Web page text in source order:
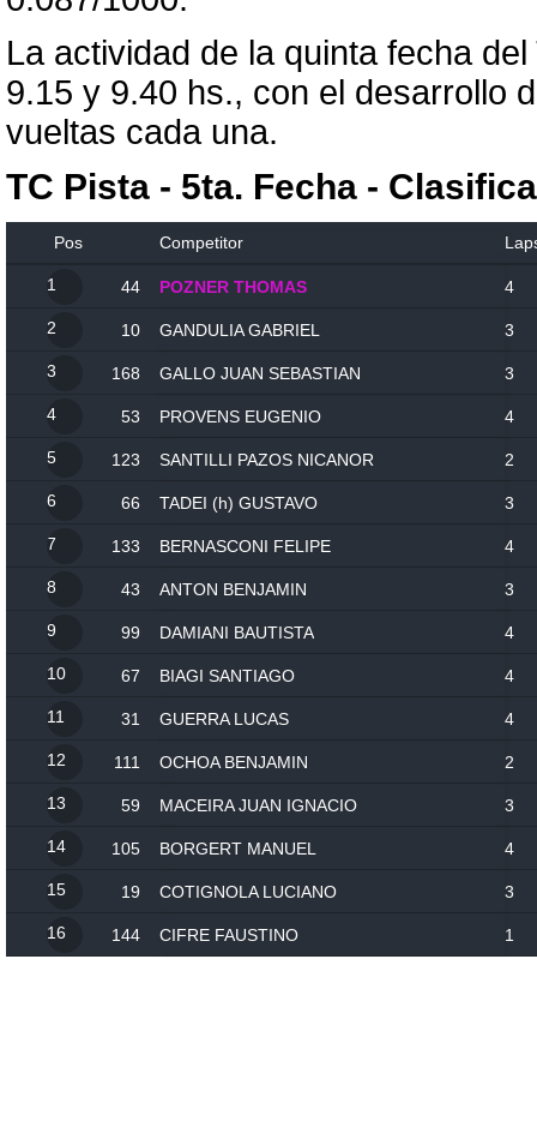
La actividad de la quinta fecha
9.15 y 9.40 hs., con el desarrollo
vueltas cada una.
TC Pista - 5ta. Fecha -
Pos Competitor
1 44 POZNER THOMAS 4
2 10 GANDULIA GABRIEL 3
3 168 GALLO JUAN SEBASTIAN 3
4 53 PROVENS EUGENIO 4
5 123 SANTILLI PAZOS NICANOR 2
6 66 TADEI (h) GUSTAVO 3
7 133 BERNASCONI FELIPE 4
8 43 ANTON BENJAMIN 3
9 99 DAMIANI BAUTISTA 4
10 67 BIAGI SANTIAGO 4
11 31 GUERRA LUCAS 4
12 111 OCHOA BENJAMIN 2
13 59 MACEIRA JUAN IGNACIO 3
14 105 BORGERT MANUEL 4
15 19 COTIGNOLA LUCIANO 3
16 144 CIFRE FAUSTINO 1